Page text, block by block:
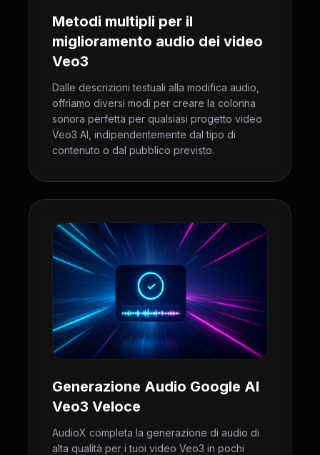
Metodi multipli per il
miglioramento audio dei video
Veo3
Dalle descrizioni testuali alla modifica audio,
offriamo diversi modi per creare la colonna
sonora perfetta per qualsiasi progetto video
Veo3 AI, indipendentemente dal tipo di
contenuto o dal pubblico previsto.
Generazione Audio Google AI
Veo3 Veloce
AudioX completa la generazione di audio di
alta qualità per i tuoi video Veo3 in pochi